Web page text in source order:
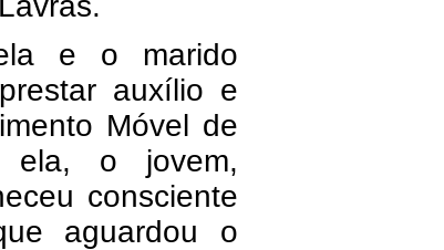
e o marido
auxílio e
Móvel de
ela, o jovem,
consciente
aguardou o